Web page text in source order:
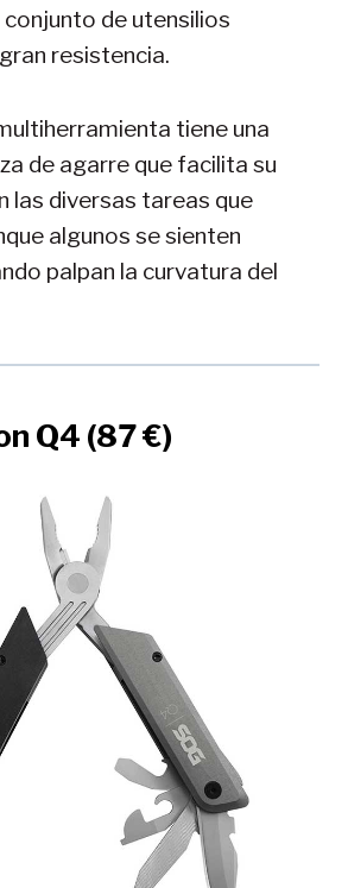
de utensilios
resistencia.
tiene una
de agarre que facilita su
las diversas tareas que
algunos se sienten
palpan la curvatura del
Q4 (87 €)